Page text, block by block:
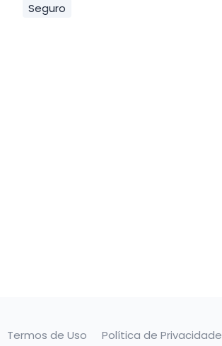
Seguro
Termos de Uso Política de Privacidade